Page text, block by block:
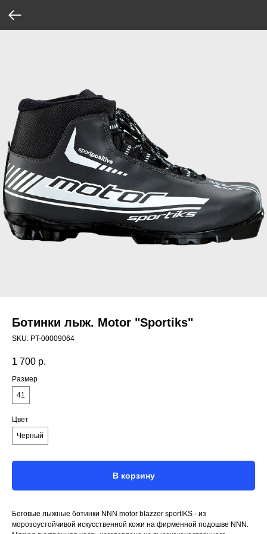
Ботинки лыж. Motor "Sportiks"
SKU: PT-00009064
1 700 р.
Размер
41
Цвет
Черный
В корзину
Беговые лыжные ботинки NNN motor blazzer sportIKS - из
морозоустойчивой искусственной кожи на фирменной подошве NNN.